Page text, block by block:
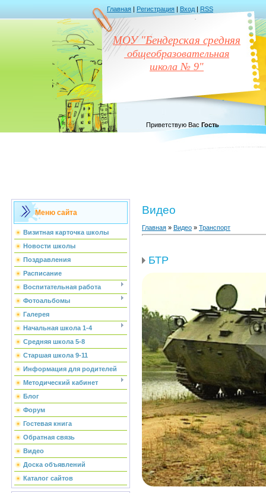
Главная | Регистрация | Вход | RSS
МОУ "Бендерская средняя
общеобразовательная
школа № 9"
Приветствую Вас Гость
Меню сайта
Визитная карточка школы
Новости школы
Поздравления
Расписание
Воспитательная работа
Фотоальбомы
Галерея
Начальная школа 1-4
Средняя школа 5-8
Старшая школа 9-11
Информация для родителей
Методический кабинет
Блог
Форум
Гостевая книга
Обратная связь
Видео
Доска объявлений
Каталог сайтов
Видео
Главная » Видео » Транспорт
БТР